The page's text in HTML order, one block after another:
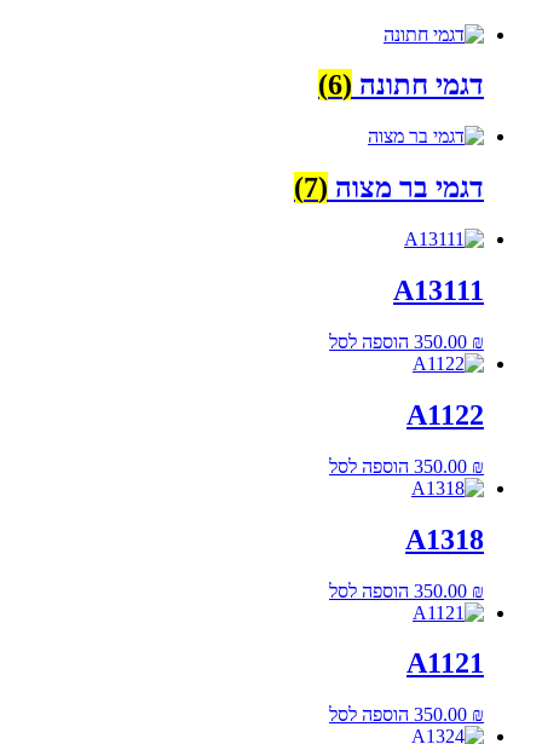
דגמי חתונה (6)
דגמי בר מצוה (7)
A13111
350.00 ₪ הוספה לסל
A1122
350.00 ₪ הוספה לסל
A1318
350.00 ₪ הוספה לסל
A1121
350.00 ₪ הוספה לסל